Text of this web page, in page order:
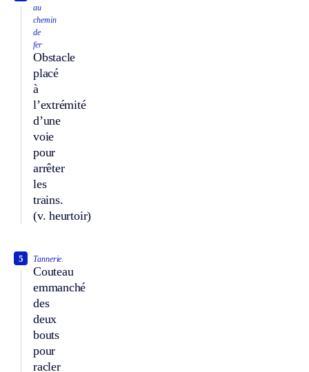
au
chemin
de
fer
Obstacle
placé
à
l’extrémité
d’une
voie
pour
arrêter
les
trains.
(v. heurtoir)
Tannerie.
Couteau
emmanché
des
deux
bouts
pour
racler
5